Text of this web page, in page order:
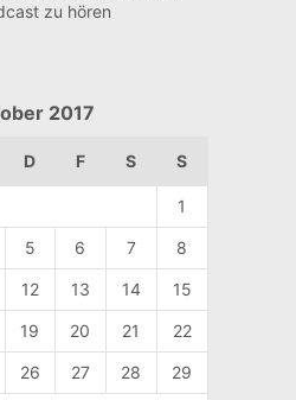
zu hören
2017
D F S S
1
5 6 7 8
12 13 14 15
19 20 21 22
26 27 28 29